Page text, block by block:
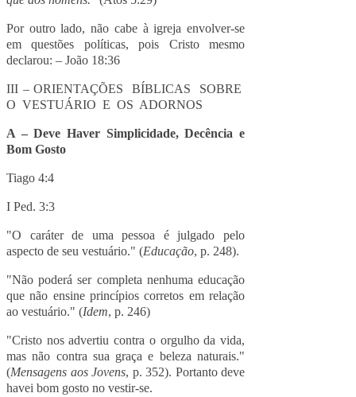
Por outro lado, não cabe à igreja envolver-se
em questões políticas, pois Cristo mesmo
declarou: – João 18:36
III – ORIENTAÇÕES BÍBLICAS SOBRE
O VESTUÁRIO E OS ADORNOS
A – Deve Haver Simplicidade, Decência e
Bom Gosto
Tiago 4:4
I Ped. 3:3
"O caráter de uma pessoa é julgado pelo
aspecto de seu vestuário." (Educação, p. 248).
"Não poderá ser completa nenhuma educação
que não ensine princípios corretos em relação
ao vestuário." (Idem, p. 246)
"Cristo nos advertiu contra o orgulho da vida,
mas não contra sua graça e beleza naturais."
(Mensagens aos Jovens, p. 352). Portanto deve
havei bom gosto no vestir-se.